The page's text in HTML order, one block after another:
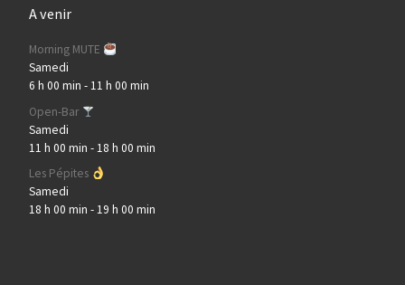
A venir
Morning MUTE
Samedi
6 h 00 min -11 h 00 min
Open-Bar
Samedi
11 h 00 min -18 h 00 min
Les Pépites
Samedi
18 h 00 min -19 h 00 min